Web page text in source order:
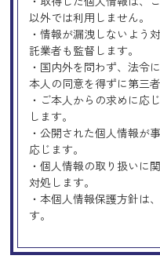
以外では利用しません。
・情報が漏洩しないよう
託業者も監督します。
・国内外を問わず、法令
本人の同意を得ずに第三
・ご本人からの求めに応
します。
・公開された個人情報が
応じます。
・個人情報の取り扱いに
対処します。
・本個人情報保護方針は
す。
Googleアナリテ